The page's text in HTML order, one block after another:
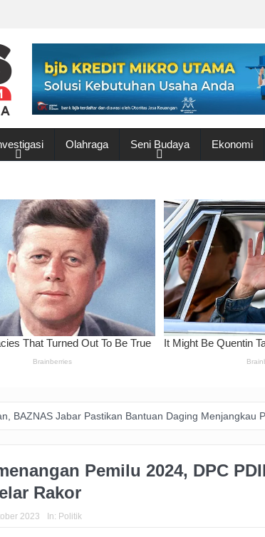
Olahraga Seni Budaya Ekonomi
Pastikan Bantuan Daging Menjangkau Pelosok
Pemilu 2024, DPC
Rakor
2023 In: Politik